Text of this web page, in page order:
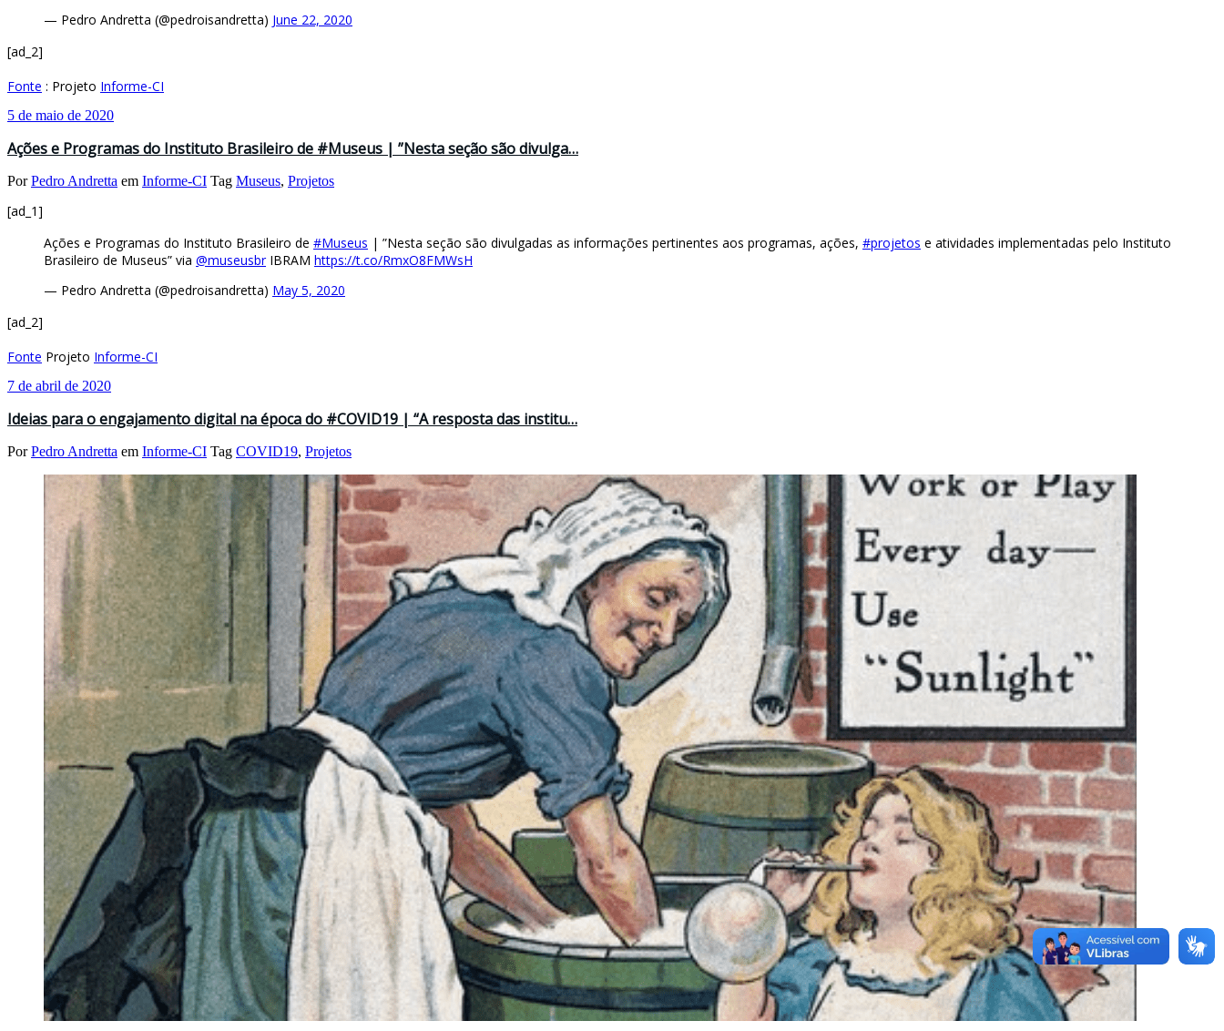
— Pedro Andretta (@pedroisandretta) June 22, 2020
[ad_2]
Fonte : Projeto Informe-CI
5 de maio de 2020
Ações e Programas do Instituto Brasileiro de #Museus | ”Nesta seção são divulga…
PorPedro Andretta em Informe-CI Tag Museus, Projetos
[ad_1]
Ações e Programas do Instituto Brasileiro de #Museus | ”Nesta seção são divulgadas as informações pertinentes aos programas, ações, #projetos e atividades implementadas pelo Instituto
Brasileiro de Museus” via ⁦ @museusbr⁩ IBRAM https://t.co/RmxO8FMWsH
— Pedro Andretta (@pedroisandretta) May 5, 2020
[ad_2]
Fonte Projeto Informe-CI
7 de abril de 2020
Ideias para o engajamento digital na época do #COVID19 | “A resposta das institu…
PorPedro Andretta em Informe-CI Tag COVID19, Projetos